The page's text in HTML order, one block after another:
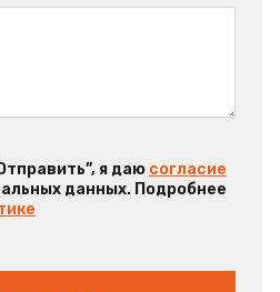
я даю согласие
данных. Подробнее